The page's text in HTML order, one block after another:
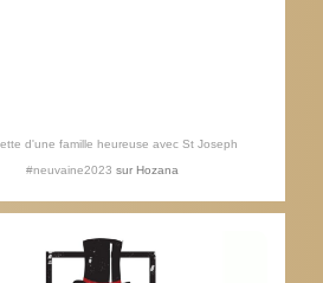
d'une famille heureuse avec St Joseph
#neuvaine2023 sur Hozana